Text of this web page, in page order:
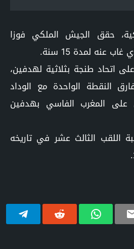
حقق الجيش الملكي فوزا
عنه لمدة 15 سنة.
اتحاد طنجة بثلاثية لهدفين،
النقطة الواحدة مع الوداد
على المغرب الفاسي بهدفين
اللقب الثالث عشر في تاريخه